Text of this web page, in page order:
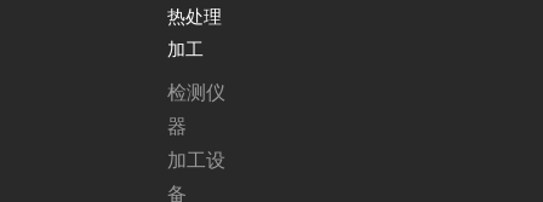
热处理
加工
检测仪
器
加工设
备